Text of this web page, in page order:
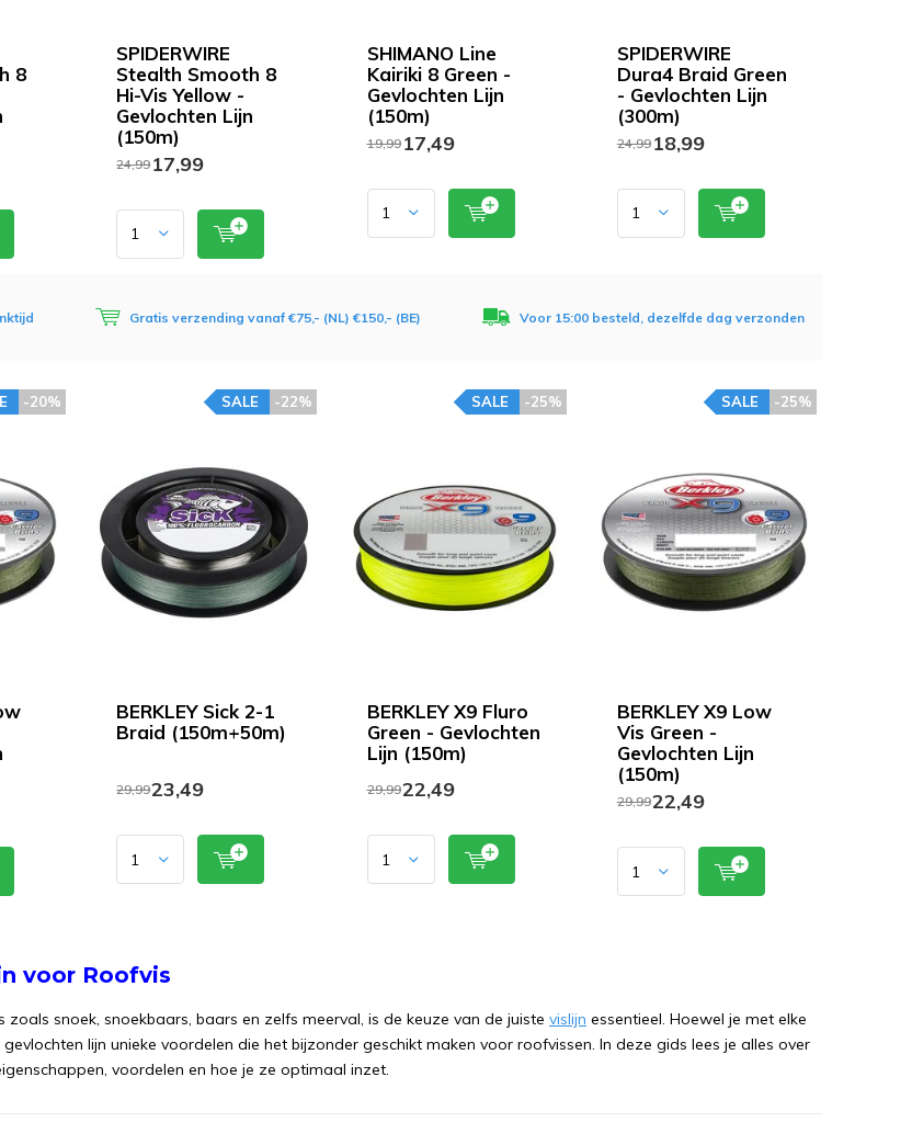
8
SPIDERWIRE
Stealth Smooth 8
Hi-Vis Yellow -
Gevlochten Lijn
(150m)
24,9917,99
SHIMANO Line
Kairiki 8 Green -
Gevlochten Lijn
(150m)
19,9917,49
SPIDERWIRE
Dura4 Braid Green
- Gevlochten Lijn
(300m)
24,9918,99
Gratis verzending vanaf €75,- (NL) €150,- (BE) Voor 15:00 besteld, dezelfde dag verzonden
-20%
BERKLEY Sick 2-1
Braid (150m+50m)
-22%
SALE
29,9923,49
BERKLEY X9 Fluro
Green - Gevlochten
Lijn (150m)
-25%
SALE
29,9922,49
BERKLEY X9 Low
Vis Green -
Gevlochten Lijn
(150m)
-25%
SALE
29,9922,49
voor Roofvis
zoals snoek, snoekbaars, baars en zelfs meerval, is de keuze van de juiste vislijn essentieel. Hoewel je met elke
gevlochten lijn unieke voordelen die het bijzonder geschikt maken voor roofvissen. In deze gids lees je alles over
voordelen en hoe je ze optimaal inzet.